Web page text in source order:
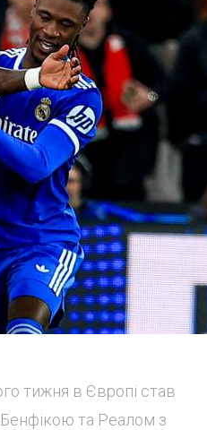
тижня в Європі став
Бенфікою та Реалом з